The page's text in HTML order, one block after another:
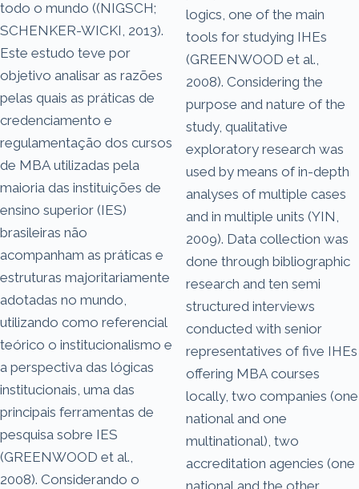
todo o mundo ((NIGSCH;
SCHENKER-WICKI, 2013).
Este estudo teve por
objetivo analisar as razões
pelas quais as práticas de
credenciamento e
regulamentação dos cursos
de MBA utilizadas pela
maioria das instituições de
ensino superior (IES)
brasileiras não
acompanham as práticas e
estruturas majoritariamente
adotadas no mundo,
utilizando como referencial
teórico o institucionalismo e
a perspectiva das lógicas
institucionais, uma das
principais ferramentas de
pesquisa sobre IES
(GREENWOOD et al.,
2008). Considerando o
logics, one of the main
tools for studying IHEs
(GREENWOOD et al.,
2008). Considering the
purpose and nature of the
study, qualitative
exploratory research was
used by means of in-depth
analyses of multiple cases
and in multiple units (YIN,
2009). Data collection was
done through bibliographic
research and ten semi
structured interviews
conducted with senior
representatives of five IHEs
offering MBA courses
locally, two companies (one
national and one
multinational), two
accreditation agencies (one
national and the other